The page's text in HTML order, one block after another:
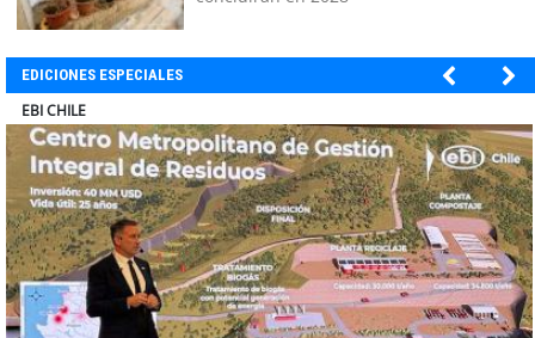
EDICIONES ESPECIALES
SOPRAVAL